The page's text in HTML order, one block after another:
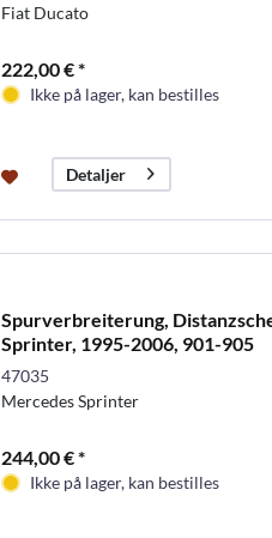
Fiat Ducato
222,00 € *
Ikke på lager, kan bestilles
Detaljer
Spurverbreiterung,
Sprinter, 1995-2006, 901-905
47035
Mercedes Sprinter
244,00 € *
Ikke på lager, kan bestilles